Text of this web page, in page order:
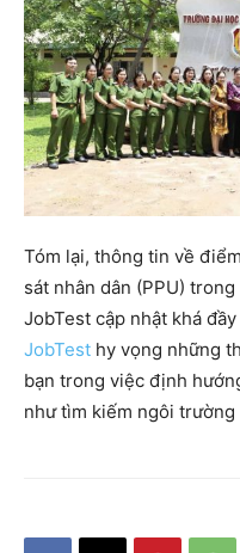
Tóm lại, thông tin về
sát nhân dân (PPU)
JobTest cập nhật khá
JobTest hy vọng những
bạn trong việc định
như tìm kiếm ngôi trường